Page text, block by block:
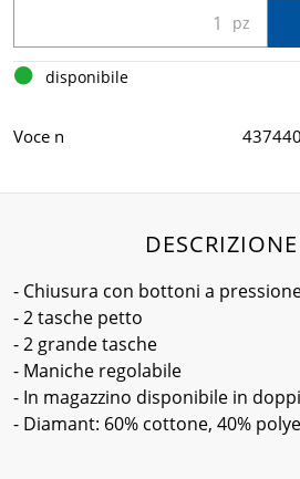
disponibile
Voce n 437440
- Chiusura con bottoni a
- 2 tasche petto
- 2 grande tasche
- Maniche regolabile
- In magazzino disponibile in
- Diamant: 60% cottone, 40%